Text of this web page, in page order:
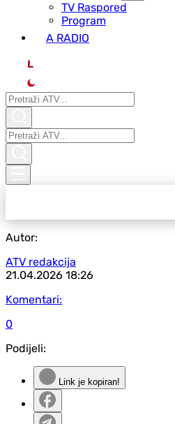
ТV Raspored
Program
A RADIO
L
Autor:
ATV redakcija
21.04.2026 18:26
Komentari:
0
Podijeli:
Link je kopiran!